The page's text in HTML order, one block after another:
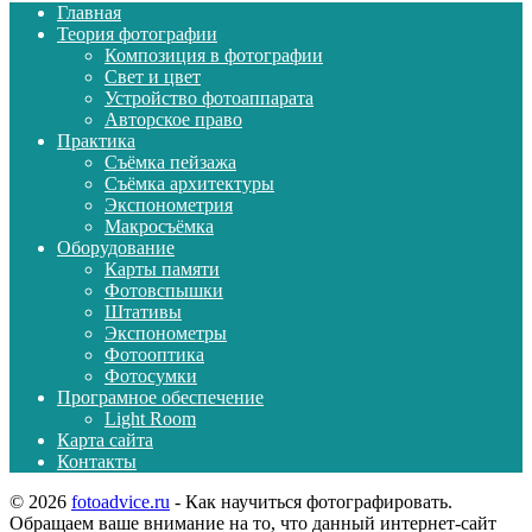
Главная
Теория фотографии
Композиция в фотографии
Свет и цвет
Устройство фотоаппарата
Авторское право
Практика
Съёмка пейзажа
Съёмка архитектуры
Экспонометрия
Макросъёмка
Оборудование
Карты памяти
Фотовспышки
Штативы
Экспонометры
Фотооптика
Фотосумки
Програмное обеспечение
Light Room
Карта сайта
Контакты
© 2026 fotoadvice.ru - Как научиться фотографировать.
Обращаем ваше внимание на то, что данный интернет-сайт